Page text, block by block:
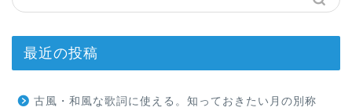
最近の投稿
古風・和風な歌詞に使える。知っておきたい月の別称